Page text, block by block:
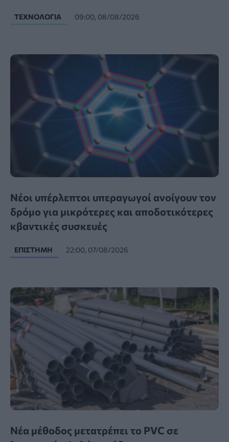
ΤΕΧΝΟΛΟΓΊΑ 09:00, 08/08/2026
Νέοι υπέρλεπτοι υπεραγωγοί ανοίγουν τον
δρόμο για μικρότερες και αποδοτικότερες
κβαντικές συσκευές
ΕΠΙΣΤΉΜΗ 22:00, 07/08/2026
Νέα μέθοδος μετατρέπει το PVC σε